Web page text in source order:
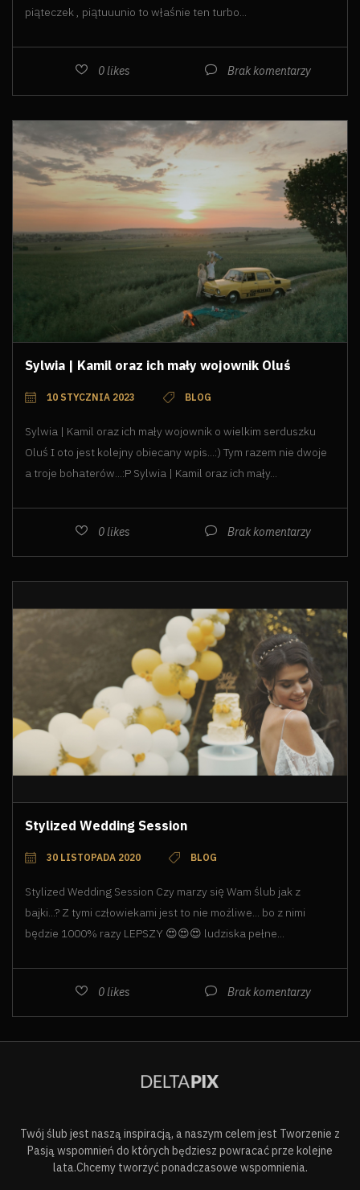
piąteczek , piątuuunio to właśnie ten turbo...
0likes Brak komentarzy
Sylwia | Kamil oraz ich mały wojownik Oluś
10 STYCZNIA 2023 BLOG
Sylwia | Kamil oraz ich mały wojownik o wielkim serduszku
Oluś I oto jest kolejny obiecany wpis...:) Tym razem nie dwoje
a troje bohaterów...:P Sylwia | Kamil oraz ich mały...
0likes Brak komentarzy
Stylized Wedding Session
30 LISTOPADA 2020 BLOG
Stylized Wedding Session Czy marzy się Wam ślub jak z
bajki...? Z tymi człowiekami jest to nie możliwe... bo z nimi
będzie 1000% razy LEPSZY 😍😍😍 ludziska pełne...
0likes Brak komentarzy
Twój ślub jest naszą inspiracją, a naszym celem jest Tworzenie z
Pasją wspomnień do których będziesz powracać prze kolejne
lata.Chcemy tworzyć ponadczasowe wspomnienia.